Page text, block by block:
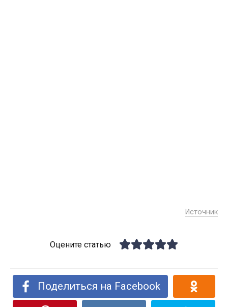
Источник
Оцените статью
Поделиться на Facebook